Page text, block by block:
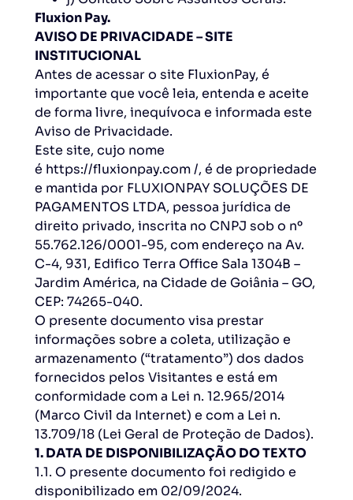
Fluxion Pay.
AVISO DE PRIVACIDADE – SITE
INSTITUCIONAL
Antes de acessar o site FluxionPay, é
importante que você leia, entenda e aceite
de forma livre, inequívoca e informada este
Aviso de Privacidade.
Este site, cujo nome
é https://fluxionpay.com /, é de propriedade
e mantida por FLUXIONPAY SOLUÇÕES DE
PAGAMENTOS LTDA, pessoa jurídica de
direito privado, inscrita no CNPJ sob o nº
55.762.126/0001-95, com endereço na Av.
C-4, 931, Edifico Terra Office Sala 1304B –
Jardim América, na Cidade de Goiânia – GO,
CEP: 74265-040.
O presente documento visa prestar
informações sobre a coleta, utilização e
armazenamento (“tratamento”) dos dados
fornecidos pelos Visitantes e está em
conformidade com a Lei n. 12.965/2014
(Marco Civil da Internet) e com a Lei n.
13.709/18 (Lei Geral de Proteção de Dados).
1. DATA DE DISPONIBILIZAÇÃO DO TEXTO
1.1. O presente documento foi redigido e
disponibilizado em 02/09/2024.